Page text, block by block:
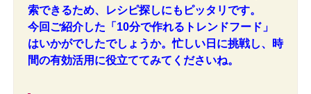
索できるため、レシピ探しにもピッタリです。
今回ご紹介した「10分で作れるトレンドフード」
はいかがでしたでしょうか。忙しい日に挑戦し、時
間の有効活用に役立ててみてくださいね。